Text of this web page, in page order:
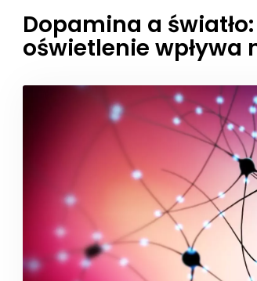
Dopamina a
oświetlenie wpływa